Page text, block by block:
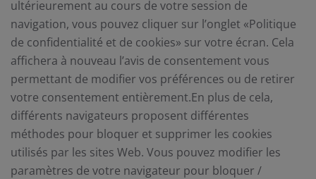
ultérieurement au cours de votre session de
navigation, vous pouvez cliquer sur l’onglet «Politique
de confidentialité et de cookies» sur votre écran. Cela
affichera à nouveau l’avis de consentement vous
permettant de modifier vos préférences ou de retirer
votre consentement entièrement.En plus de cela,
différents navigateurs proposent différentes
méthodes pour bloquer et supprimer les cookies
utilisés par les sites Web. Vous pouvez modifier les
paramètres de votre navigateur pour bloquer /